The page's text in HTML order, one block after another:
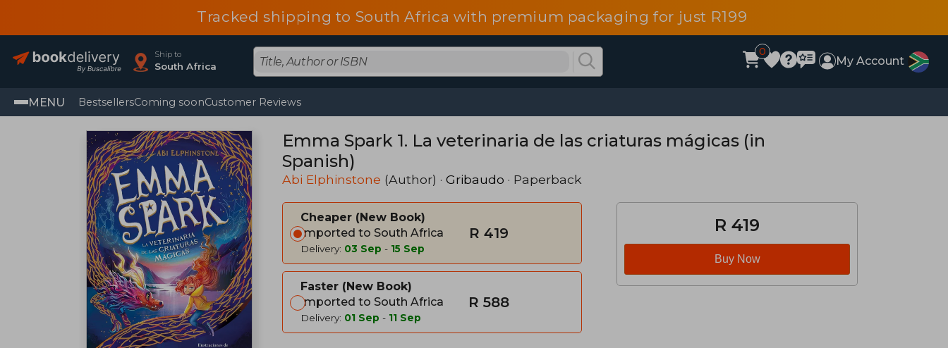
Tracked shipping to South Africa with premium packaging for just R199
Ship to
South Africa
0
My Account
MENU BestsellersComing soonCustomer Reviews
Emma Spark 1. La veterinaria de las criaturas mágicas (in
Spanish)
Abi Elphinstone (Author) · Gribaudo · Paperback
Cheaper
New Book
Imported to South Africa
Delivery: 03 Sep - 15 Sep
R 419
Faster
New Book
Imported to South Africa
Delivery: 01 Sep - 11 Sep
R 588
R 419
Buy Now